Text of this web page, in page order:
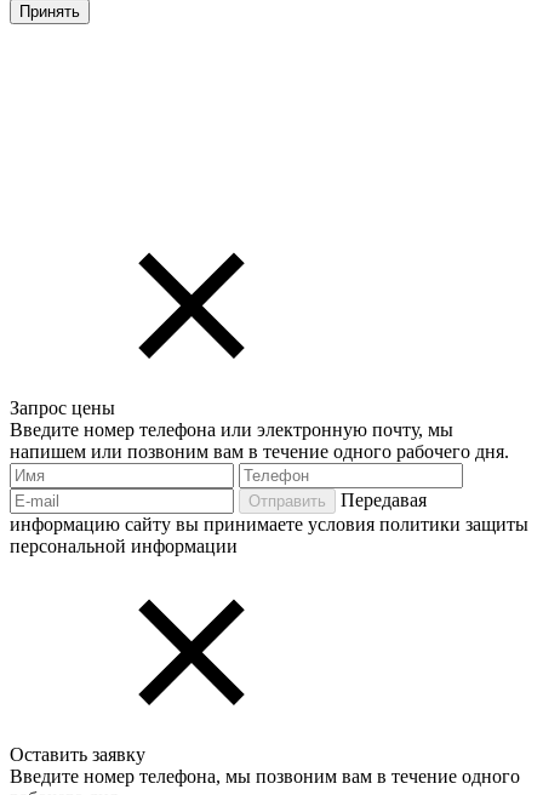
Принять
Запрос цены
Введите номер телефона или электронную почту, мы
напишем или позвоним вам в течение одного рабочего дня.
Отправить
Передавая
информацию сайту вы принимаете условия политики защиты
персональной информации
Оставить заявку
Введите номер телефона, мы позвоним вам в течение одного